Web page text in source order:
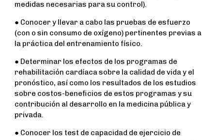
medidas necesarias para su control).
● Conocer y llevar a cabo las pruebas de esfuerzo
(con o sin consumo de oxígeno) pertinentes previas a
la práctica del entrenamiento físico.
● Determinar los efectos de los programas de
rehabilitación cardíaca sobre la calidad de vida y el
pronóstico, así como los resultados de los estudios
sobre costos-beneficios de estos programas y su
contribución al desarrollo en la medicina pública y
privada.
● Conocer los test de capacidad de ejercicio de